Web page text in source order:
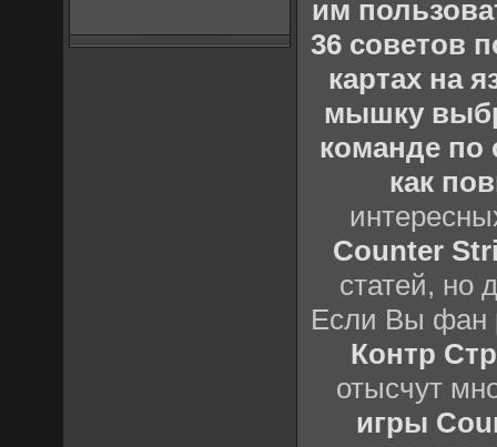
им
36 советов
картах на
мышку
команде по
как
Counter
статей, но
Если Вы фан
Контр
отысчут
игры